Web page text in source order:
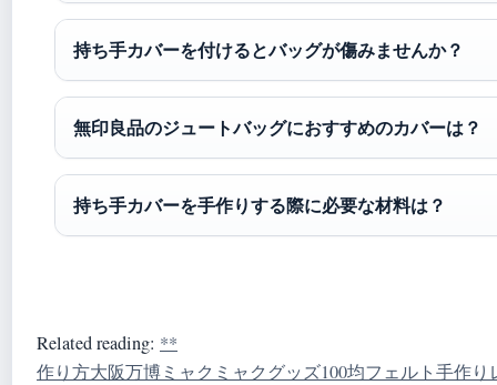
持ち手カバーを付けるとバッグが傷みませんか？
無印良品のジュートバッグにおすすめのカバーは？
持ち手カバーを手作りする際に必要な材料は？
Related reading: **
作り方大阪万博ミャクミャクグッズ100均フェルト手作